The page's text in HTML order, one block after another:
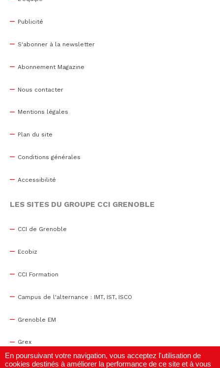
Publicité
S'abonner à la newsletter
Abonnement Magazine
Nous contacter
Mentions légales
Plan du site
Conditions générales
Accessibilité
LES SITES DU GROUPE CCI GRENOBLE
CCI de Grenoble
Ecobiz
CCI Formation
Campus de l'alternance : IMT, IST, ISCO
Grenoble EM
Grex
WTC Grenoble
En poursuivant votre navigation, vous acceptez l'utilisation de
cookies destinés à améliorer la performance de ce site et à vous